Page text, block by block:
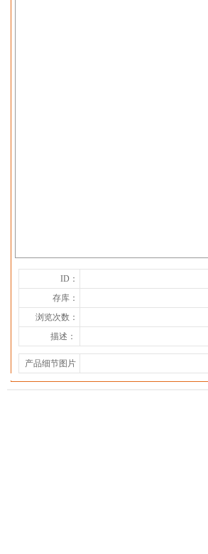
ID：
存库：
浏览次数：
描述：
产品细节图片